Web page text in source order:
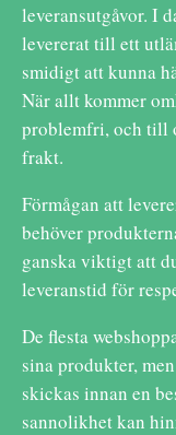
leveransutgåvor. I
levererat till ett
smidigt att kunna
När allt kommer
problemfri, och till
frakt.
Förmågan att
behöver
ganska viktigt att
leveranstid för
De flesta
sina produkter,
skickas innan en
sannolikhet kan